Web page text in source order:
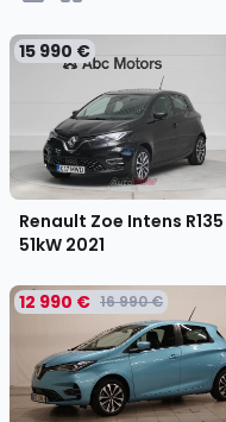
15 990 €
Renault Zoe Intens R135
51kW 2021
12 990 € 16 990 €